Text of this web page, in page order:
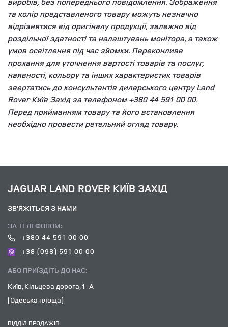
та колір представленого товару можуть незначно
відрізнятися від оригіналу продукції, залежно від
роздільної здатності та налаштувань монітора, а також
умов освітлення під час зйомки. Переконливе
прохання для уточнення вартості товарів та послуг,
наявності, кольору та інших характеристик товарів
звертатись до консультантів дилерського центру Land
Rover Київ Захід за телефоном +380 44 591 00 00.
Перед прийманням товару та його встановлення
необхідно провести ретельний огляд товару.
JAGUAR LAND ROVER КИЇВ ЗАХІД
ЗВ’ЯЖІТЬСЯ З НАМИ
ЗА ТЕЛЕФОНОМ:
+380 44 591 00 00
+38 (098) 591 00 00
АБО ПРИЇЗДІТЬ ДО НАС:
Київ, Кільцева дорога, 1-А
(Одеська площа)
ВІДДІЛ ПРОДАЖІВ